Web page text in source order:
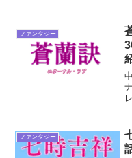
ファンタジー
ファンタジー